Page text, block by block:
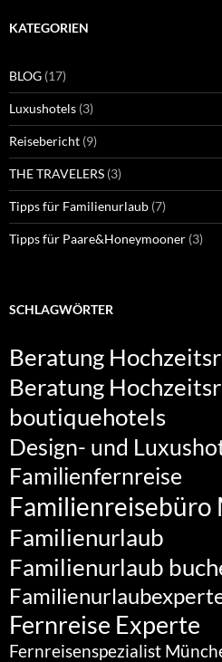
KATEGORIEN
BLOG (17)
Luxushotels (3)
Reisebericht (9)
THE TRAVELERS (3)
Tipps für Familienurlaub (7)
Tipps für Paare&Honeymooner (3)
SCHLAGWÖRTER
Beratung
Beratung
boutiquehotels
Design- und
Familienfernreise
Familienreisebüro
Familienurlaub
Familienurlaub
Fernreise Experte
Fernreisenspezialist